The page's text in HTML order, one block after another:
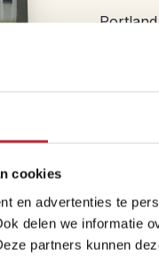
cookies
en advertenties te
delen we informatie
partners kunnen
proef
tijdens